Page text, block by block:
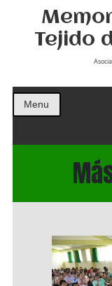
Tejido
Menu